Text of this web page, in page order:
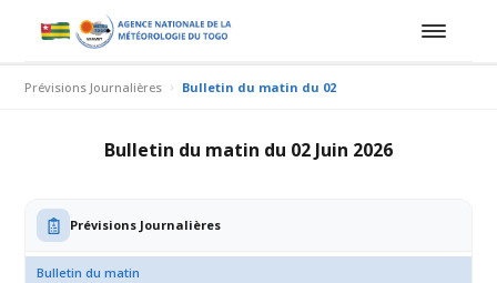
Prévisions Journalières Bulletin du matin du 02 Juin 2026
Bulletin du matin du 02 Juin 2026
Prévisions Journalières
Bulletin du matin